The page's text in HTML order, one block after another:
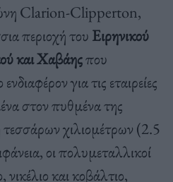
Clarion-Clipperton,
περιοχή του Ειρηνικού
και Χαβάηςπου
για τις εταιρείες
στον πυθμένα της
χιλιομέτρων (2.5
οι πολυμεταλλικοί
νικέλιο και κοβάλτιο,